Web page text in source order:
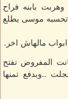
بابنه فراح
تحسبه موسى يطلع
مالهاش اخر.
المفروض تفتح
..وبدفع تمنها